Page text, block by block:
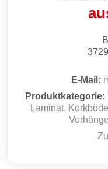
E-Mail:
Produktkategorie:
Laminat,
Vorhänge